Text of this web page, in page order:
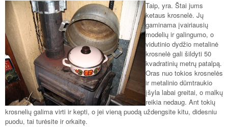
Taip, yra. Štai jums
ketaus krosnelė. Jų
gaminama įvairiausių
modelių ir galingumo, o
vidutinio dydžio metalinė
krosnelė gali šildyti 50
kvadratinių metrų patalpą.
Oras nuo tokios krosnelės
ir metalinio dūmtraukio
įšyla labai greitai, o malkų
reikia nedaug. Ant tokių
krosnelių galima virti ir kepti, o jei vieną puodą uždengsite kitu, didesniu
puodu, tai turėsite ir orkaitę.